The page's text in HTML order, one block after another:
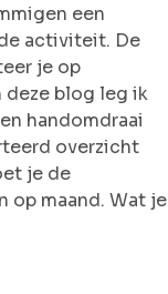
een
activiteit. De
je op
deze blog leg ik
handomdraai
overzicht
je de
op maand. Wat je